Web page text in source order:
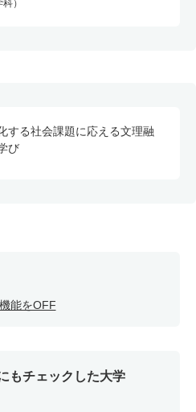
）
する社会課題に応える文理融
び
能をOFF
もチェックした大学